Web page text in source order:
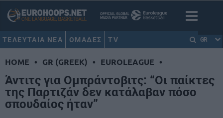
ΤΕΛΕΥΤΑΙΑ ΝΕΑ ΟΜΑΔΕΣ TV GR
HOME • GR (GREEK) • EUROLEAGUE •
Άντιτς για Ομπράντοβιτς: “Οι παίκτες
της Παρτιζάν δεν κατάλαβαν πόσο
σπουδαίος ήταν”